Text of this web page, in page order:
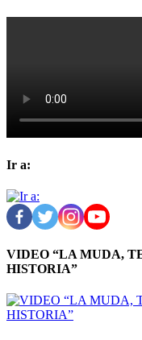
Ir a:
VIDEO “LA MUDA,
HISTORIA”